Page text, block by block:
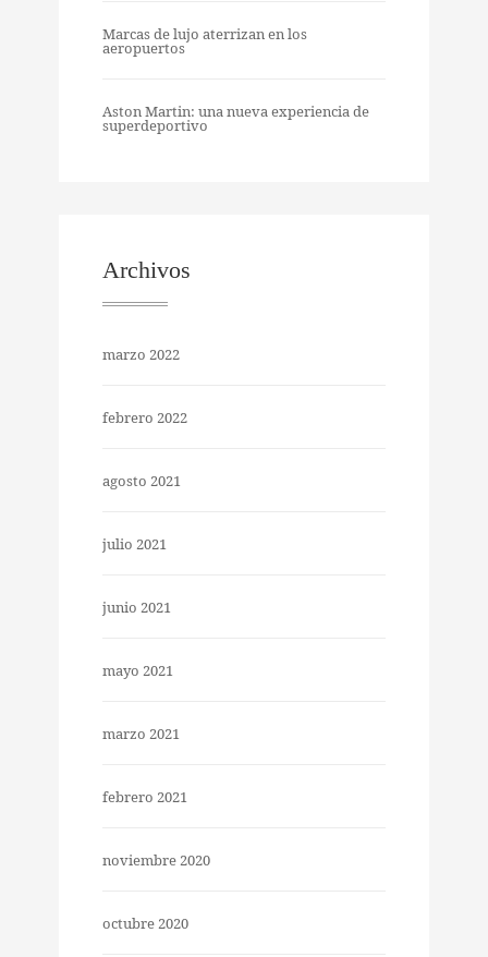
Marcas de lujo aterrizan en los
aeropuertos
Aston Martin: una nueva experiencia de
superdeportivo
Archivos
marzo 2022
febrero 2022
agosto 2021
julio 2021
junio 2021
mayo 2021
marzo 2021
febrero 2021
noviembre 2020
octubre 2020